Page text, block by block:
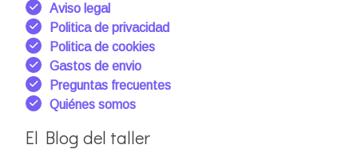
Aviso legal
Politica de privacidad
Politica de cookies
Gastos de envio
Preguntas frecuentes
Quiénes somos
El Blog del taller